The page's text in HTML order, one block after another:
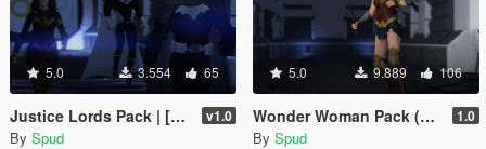
5.0 3.554 65
Justice Lords Pack | [Add-On Peds] v1.0
By Spud
5.0 9.889 106
Wonder Woman Pack (DCEU) [Add-On Ped] 1.0
By Spud